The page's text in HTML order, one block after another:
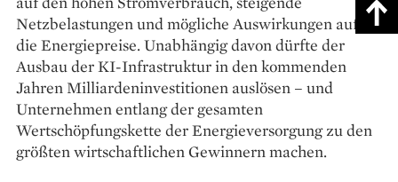
Netzbelastungen und mögliche Auswirkungen auf
die Energiepreise. Unabhängig davon dürfte der
Ausbau der KI-Infrastruktur in den kommenden
Jahren Milliardeninvestitionen auslösen – und
Unternehmen entlang der gesamten
Wertschöpfungskette der Energieversorgung zu den
größten wirtschaftlichen Gewinnern machen.